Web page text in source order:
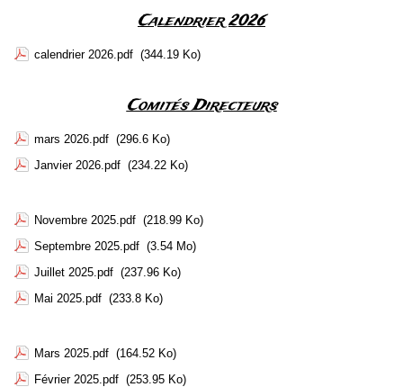
Calendrier 2026
calendrier 2026.pdf (344.19 Ko)
Comités Directeurs
mars 2026.pdf (296.6 Ko)
Janvier 2026.pdf (234.22 Ko)
Novembre 2025.pdf (218.99 Ko)
Septembre 2025.pdf (3.54 Mo)
Juillet 2025.pdf (237.96 Ko)
Mai 2025.pdf (233.8 Ko)
Mars 2025.pdf (164.52 Ko)
Février 2025.pdf (253.95 Ko)